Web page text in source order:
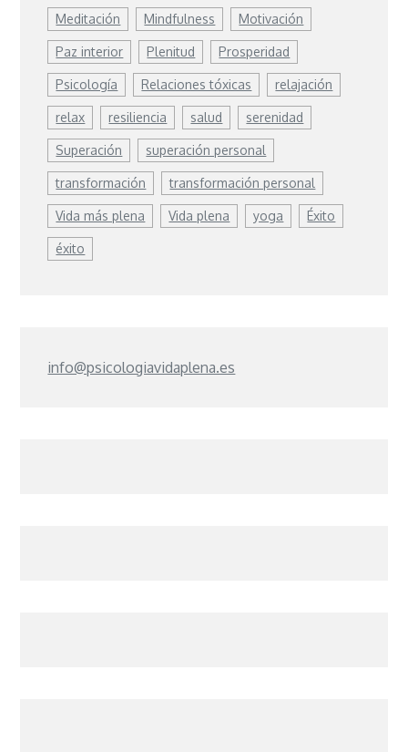
Meditación Mindfulness Motivación
Paz interior Plenitud Prosperidad
Psicología Relaciones tóxicas relajación
relax resiliencia salud serenidad
Superación superación personal
transformación transformación personal
Vida más plena Vida plena yoga Éxito
éxito
info@psicologiavidaplena.es